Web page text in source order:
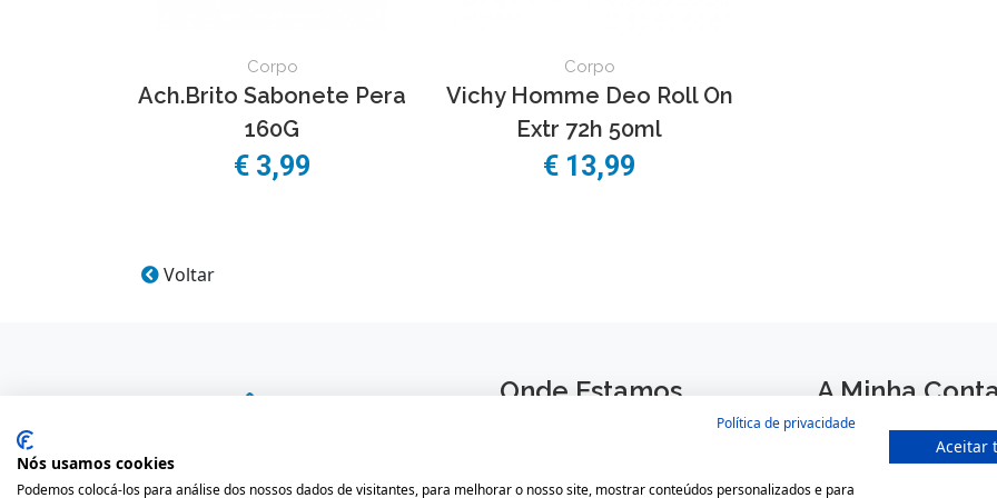
Corpo
Ach.Brito Sabonete Pera
160G
€ 3,99
Corpo
Vichy Homme Deo Roll On
Extr 72h 50ml
€ 13,99
Voltar
Onde Estamos
Portugal
A Minha Conta
Política de privacidade
Nós usamos cookies
Podemos colocá-los para análise dos nossos dados de visitantes, para melhorar o nosso site, mostrar conteúdos personalizados e para
Aceitar